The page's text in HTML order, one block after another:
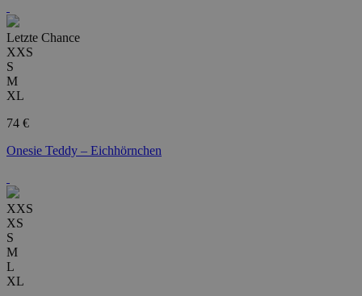
Letzte Chance
XXS
S
M
XL
74 €
Onesie Teddy – Eichhörnchen
XXS
XS
S
M
L
XL